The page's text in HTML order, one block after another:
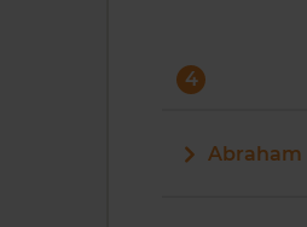
4
Abraham